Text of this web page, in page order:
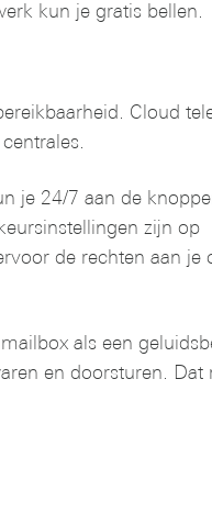
kun je gratis bellen.
Cloud
je 24/7 aan de
zijn op
de rechten aan je
als een
en doorsturen. Dat